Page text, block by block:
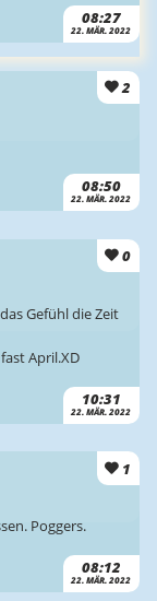
08:27
22. MÄR. 2022
2
08:50
22. MÄR. 2022
0
10:31
22. MÄR. 2022
Gefühl die Zeit
April.XD
1
08:12
22. MÄR. 2022
Poggers.